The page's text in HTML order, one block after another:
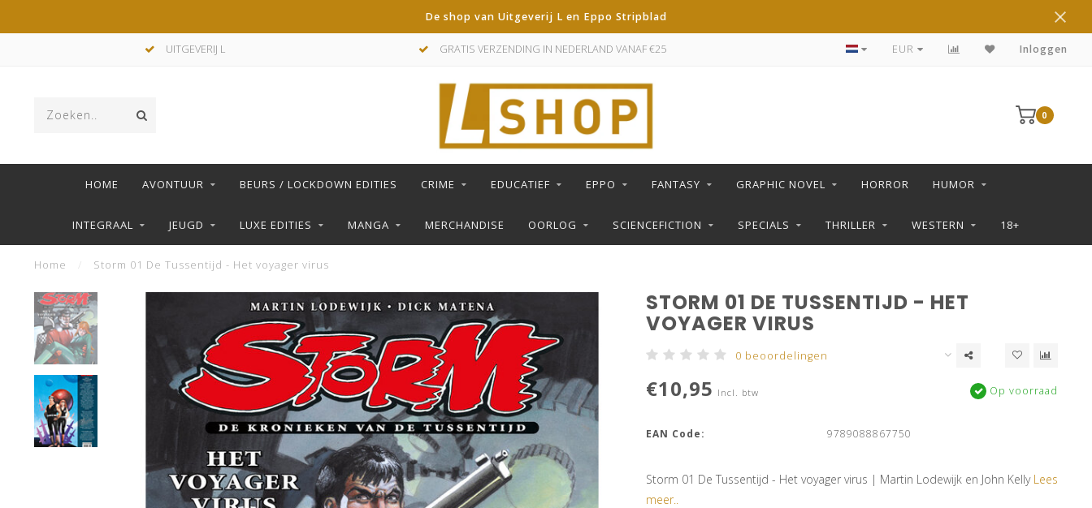
De shop van Uitgeverij L en Eppo Stripblad
UITGEVERIJ L GRATIS VERZENDING IN NEDERLAND VANAF €25 DE LEUKSTE STRIPS KOOP JE IN DE L SHOP
EUR Inloggen
0
HOME AVONTUUR BEURS / LOCKDOWN EDITIES CRIME EDUCATIEF EPPO FANTASY GRAPHIC NOVEL HORROR HUMOR
INTEGRAAL JEUGD LUXE EDITIES MANGA MERCHANDISE OORLOG SCIENCEFICTION SPECIALS THRILLER WESTERN 18+
Home Storm 01 De Tussentijd - Het voyager virus
STORM 01 DE TUSSENTIJD - HET
VOYAGER VIRUS
0 beoordelingen
€10,95 Incl. btw Op voorraad
EAN Code: 9789088867750
Storm 01 De Tussentijd - Het voyager virus | Martin Lodewijk en John Kelly Lees
meer..